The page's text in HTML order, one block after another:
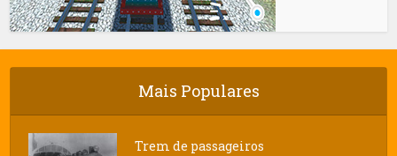
Mais Populares
Trem de passageiros